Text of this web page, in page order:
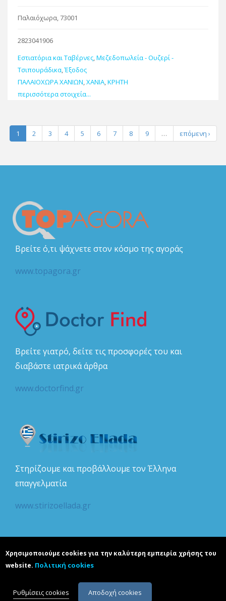
Παλαιόχωρα, 73001
2823041906
Εστιατόρια και Ταβέρνες,Μεζεδοπωλεία - Ουζερί -
Τσιπουράδικα,Έξοδος
ΠΑΛΑΙΟΧΩΡΑ ΧΑΝΙΩΝ,ΧΑΝΙΑ,ΚΡΗΤΗ
περισσότερα στοιχεία...
1 2 3 4 5 6 7 8 9 … επόμενη ›
Βρείτε ό,τι ψάχνετε στον κόσμο της αγοράς
www.topagora.gr
Βρείτε γιατρό, δείτε τις προσφορές του και
διαβάστε ιατρικά άρθρα
www.doctorfind.gr
Στηρίζουμε και προβάλλουμε τον Έλληνα
επαγγελματία
www.stirizoellada.gr
reserved. ΑΡΙΘΜΟΣ Γ.Ε.Μ.Η.: 132386501000.
Χρησιμοποιούμε cookies για την καλύτερη εμπειρία χρήσης του
website. Πολιτική cookies
Ρυθμίσεις cookies Αποδοχή cookies